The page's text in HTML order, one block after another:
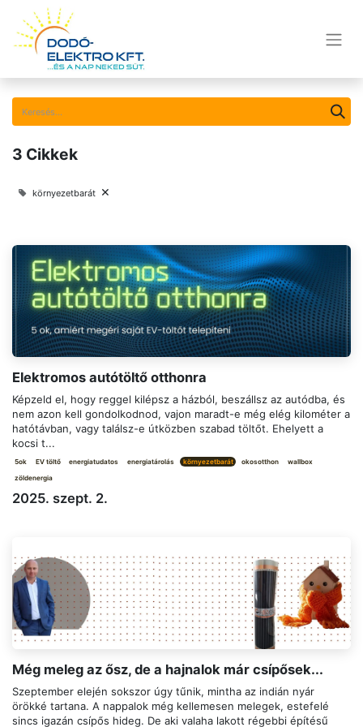
3 Cikkek
környezetbarát ×
Elektromos autótöltő otthonra
Képzeld el, hogy reggel kilépsz a házból, beszállsz az autódba, és
nem azon kell gondolkodnod, vajon maradt-e még elég kilométer a
hatótávban, vagy találsz-e útközben szabad töltőt. Ehelyett a
kocsi t...
5ok EV töltő energiatudatos energiatárolás környezetbarát okosotthon wallbox
zöldenergia
2025. szept. 2.
Még meleg az ősz, de a hajnalok már csípősek...
Szeptember elején sokszor úgy tűnik, mintha az indián nyár
örökké tartana. A nappalok még kellemesen melegek, estefelé
sincs igazán csípős hideg. De aki valaha lakott régebbi építésű